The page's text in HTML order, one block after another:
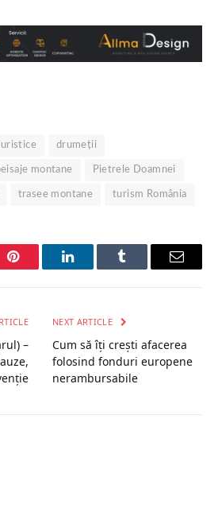
drumeții
montane Pietrele Doamnei
trasee montane turism România
Pinterest LinkedInTumblr Email
–
NEXT ARTICLE
Cum să îți crești afacerea
folosind fonduri europene
nerambursabile